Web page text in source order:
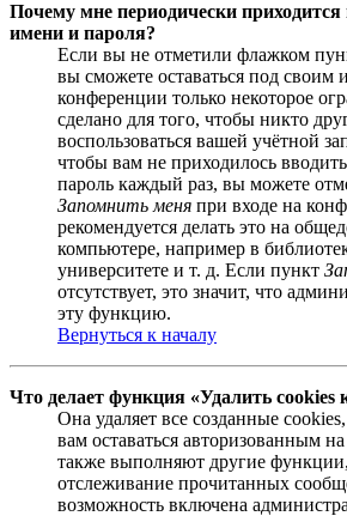
Почему мне периодически приходится
имени и пароля?
Если вы не отметили флажком
вы сможете оставаться под своим
конференции только некоторое
сделано для того, чтобы никто
воспользоваться вашей учётной
чтобы вам не приходилось
пароль каждый раз, вы можете
Запомнить меня при входе на
рекомендуется делать это на
компьютере, например в
университете и т. д. Если пункт
отсутствует, это значит, что
эту функцию.
Вернуться к началу
Что делает функция «Удалить cookies
Она удаляет все созданные
вам оставаться авторизованным
также выполняют другие
отслеживание прочитанных
возможность включена